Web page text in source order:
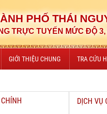
PHỐ THÁI
TRỰC TUYẾN MỨC ĐỘ 3,
GIỚI THIỆU CHUNG TRA CỨU
DỊCH VỤ